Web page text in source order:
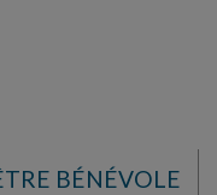
BÉNÉVOLE